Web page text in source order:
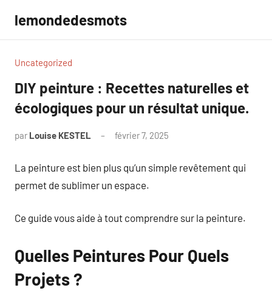
contenu
lemondedesmots
Uncategorized
DIY peinture : Recettes naturelles et
écologiques pour un résultat unique.
par Louise KESTEL février 7, 2025
La peinture est bien plus qu’un simple revêtement qui
permet de sublimer un espace.
Ce guide vous aide à tout comprendre sur la peinture.
Quelles Peintures Pour Quels
Projets ?